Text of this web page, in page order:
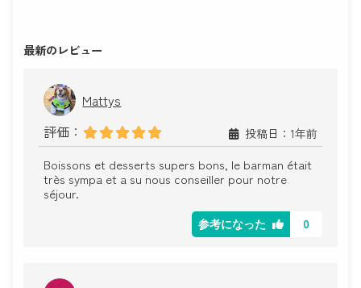
最新のレビュー
Mattys
評価：
投稿日：1年前
Boissons et desserts supers bons, le barman était
très sympa et a su nous conseiller pour notre
séjour.
参考になった 0